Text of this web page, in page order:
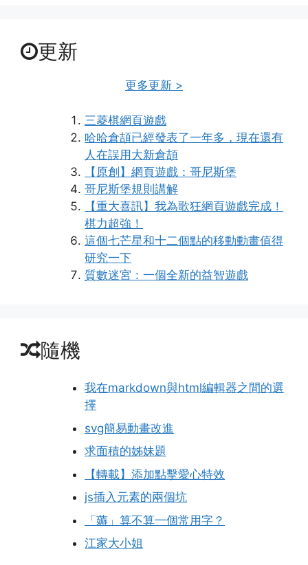
更新
更多更新 >
三菱棋網頁遊戲
哈哈倉頡已經發表了一年多，現在還有
人在誤用大新倉頡
【原創】網頁遊戲：哥尼斯堡
哥尼斯堡規則講解
【重大喜訊】我為歌狂網頁遊戲完成！
棋力超強！
這個七芒星和十二個點的移動動畫值得
研究一下
質數迷宮：一個全新的益智遊戲
隨機
我在markdown與html編輯器之間的選
擇
svg簡易動畫改進
求面積的姊妹題
【轉載】添加點擊愛心特效
js插入元素的兩個坑
「薅」算不算一個常用字？
江家大小姐